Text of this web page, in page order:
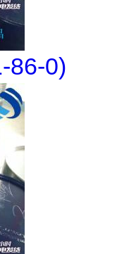
86-0)